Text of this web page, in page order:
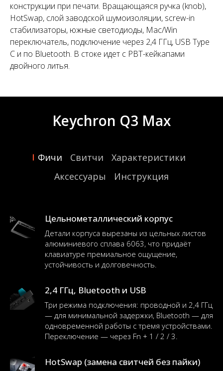
конструкции при печати. Вращающаяся ручка (knob),
HotSwap, слой заводской шумоизоляции, screw-in
стабилизаторы, южные светодиоды, Mac/Win
переключатель, подключение через 2,4 ГГц, USB Type
C и по Bluetooth. В стоке идет с PBT-кейкапами
двойного литья.
Keychron Q3 Max
Фичи Свитчи
Характеристики
Аксессуары
Инструкция
Цельнометаллический корпус
Детали корпуса вырезаны из цельных листов
алюминиевого сплава 6063, что придаёт
клавиатуре премиальное ощущение,
устойчивость и долговечность.
2,4 ГГц, Bluetooth и USB
Три режима подключения: проводной и 2,4 ГГц
— для минимальной задержки, Bluetooth — для
одновременной работы с тремя устройствами.
Переключение — через Fn + 1 / 2 / 3.
HotSwap (замена свитчей без пайки)